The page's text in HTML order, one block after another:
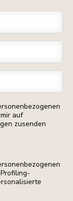
auf
zusenden